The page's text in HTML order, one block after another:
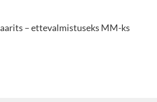
– ettevalmistuseks MM-ks